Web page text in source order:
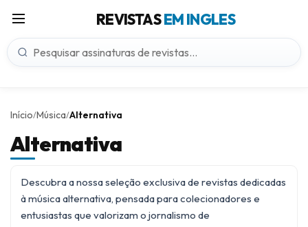
REVISTASEM INGLES
Início/Música/Alternativa
Alternativa
Descubra a nossa seleção exclusiva de revistas dedicadas
à música alternativa, pensada para colecionadores e
entusiastas que valorizam o jornalismo de